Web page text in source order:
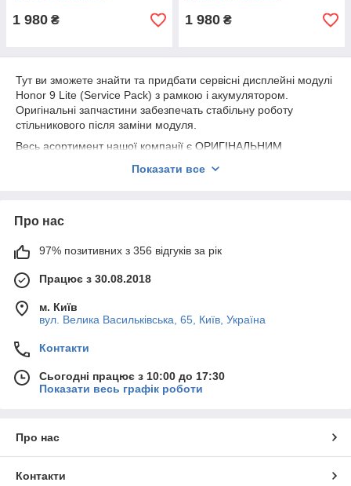
1 980 ₴ 1 980 ₴
Тут ви зможете знайти та придбати сервісні дисплейні модулі
Honor 9 Lite (Service Pack) з рамкою і акумулятором.
Оригінальні запчастини забезпечать стабільну роботу
стільникового після заміни модуля.
Весь асортимент нашої компанії є ОРИГІНАЛЬНИМ
Показати все
Про нас
97% позитивних з 356 відгуків за рік
Працює з 30.08.2018
м. Київ
вул. Велика Васильківська, 65, Київ, Україна
Контакти
Сьогодні працює з 10:00 до 17:30
Показати весь графік роботи
Про нас
Контакти